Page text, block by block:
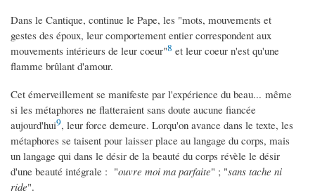
Dans le Cantique, continue le Pape, les "mots, mouvements et
gestes des époux, leur comportement entier correspondent aux
mouvements intérieurs de leur coeur"8 et leur coeur n'est qu'une
flamme brûlant d'amour.
Cet émerveillement se manifeste par l'expérience du beau... même
si les métaphores ne flatteraient sans doute aucune fiancée
aujourd'hui9, leur force demeure. Lorqu'on avance dans le texte, les
métaphores se taisent pour laisser place au langage du corps, mais
un langage qui dans le désir de la beauté du corps révèle le désir
d'une beauté intégrale : "ouvre moi ma parfaite" ; "sans tache ni
ride".